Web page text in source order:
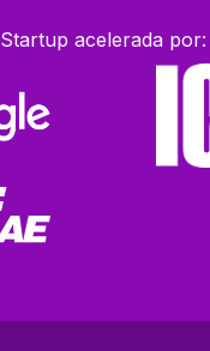
Startup acelerada por: